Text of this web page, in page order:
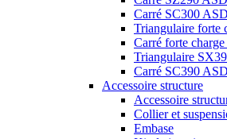
Carré SC300 ASD
Triangulaire forte
Carré forte
Triangulaire
Carré SC390 ASD
Accessoire structure
Accessoire
Collier et
Embase